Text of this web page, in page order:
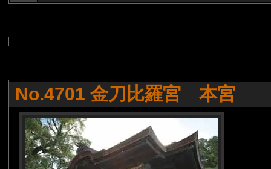
No.4701 金刀比羅宮 本宮